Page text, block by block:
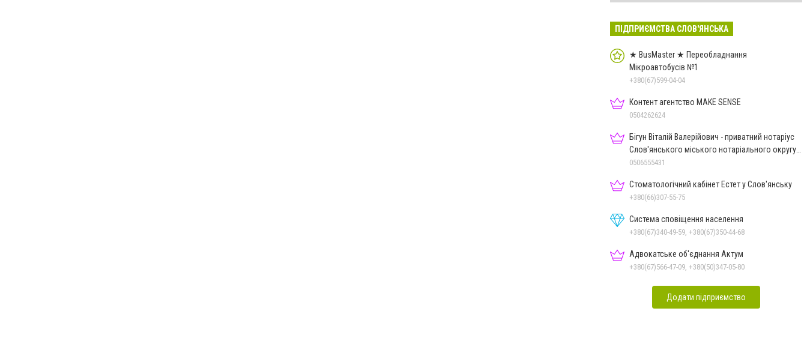
ПІДПРИЄМСТВА СЛОВ'ЯНСЬКА
★ BusMaster ★ Переобладнання
Мікроавтобусів №1
+380(67)599-04-04
Контент агентство MAKE SENSE
0504262624
Бігун Віталій Валерійович - приватний нотаріус
Слов'янського міського нотаріального округу
Дон.обл.
0506555431
Стоматологічний кабінет Естет у Слов'янську
+380(66)307-55-75
Система сповіщення населення
+380(67)340-49-59, +380(67)350-44-68
Адвокатське об'єднання Актум
+380(67)566-47-09, +380(50)347-05-80
Додати підприємство